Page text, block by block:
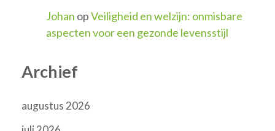
Johan opVeiligheid en welzijn: onmisbare
aspecten voor een gezonde levensstijl
Archief
augustus 2026